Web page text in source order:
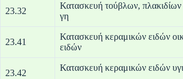
23.32
Κατασκευή τούβλων,
23.41
Κατασκευή κεραμικών ειδών
23.42